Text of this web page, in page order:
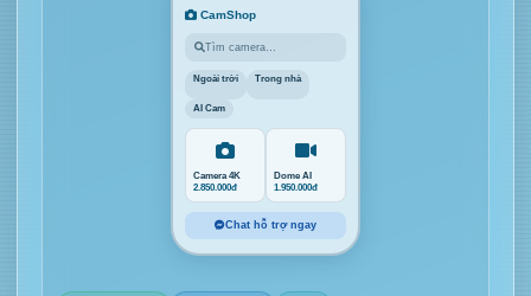
CamShop
Tìm camera…
Ngoài trời Trong nhà
AI Cam
Camera 4K
2.850.000đ
Dome AI
1.950.000đ
Chat hỗ trợ ngay